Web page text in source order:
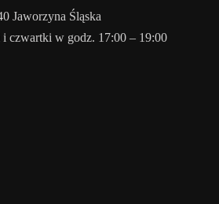
Jaworzyna Śląska
czwartki w godz. 17:00 – 19:00